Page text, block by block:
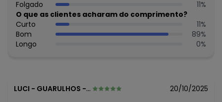
Composição Material: 100% Poliéster
Histórico de preços
O preço apresentado abaixo é o menor oferecido em
algum dia do mês, para o menor tamanho disponível.
maio/2026 N/D*
Folgado
11%
O que as clientes acharam do comprimento?
Curto
11%
Bom
89%
Longo
0%
LUCI - GUARULHOS - SP 20/10/2025